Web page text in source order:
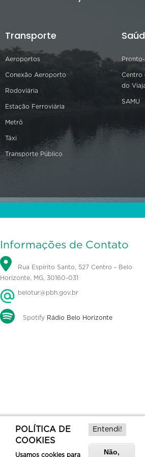
Transporte
Aeroportos
Conexão Aeroporto
Rodoviária
Estação Ferroviária
Metrô
Táxi
Transporte Público
Centro
do
SAMU
Informações de Contato
Rua Espírito Santo, 527 Centro - Belo
Horizonte, MG, 30160-031
belotur@pbh.gov.br
Spotify Rádio Belo Horizonte
POLÍTICA DE
COOKIES
Usamos cookies para
Entendi!
Não,